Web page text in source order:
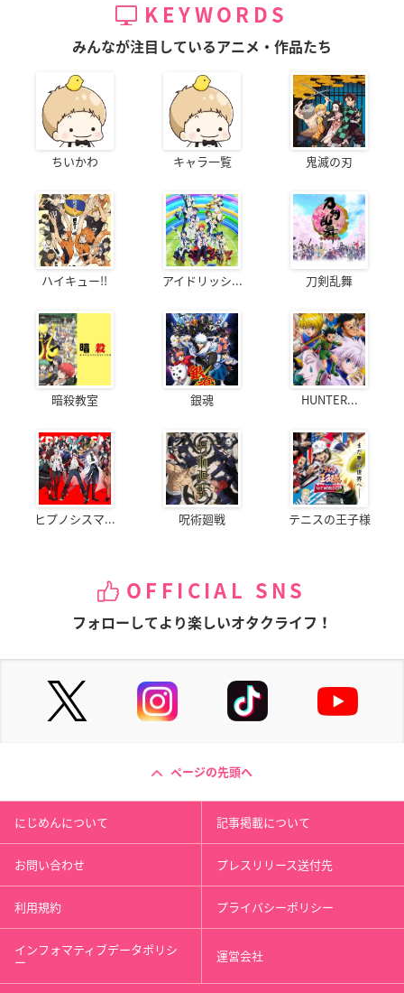
KEYWORDS
みんなが注目しているアニメ・作品たち
ちいかわ キャラ一覧 鬼滅の刃
ハイキュー!! アイドリッシ... 刀剣乱舞
暗殺教室 銀魂 HUNTER...
ヒプノシスマ... 呪術廻戦 テニスの王子様
OFFICIAL SNS
フォローしてより楽しいオタクライフ！
ページの先頭へ
にじめんについて 記事掲載について
お問い合わせ プレスリリース送付先
利用規約 プライバシーポリシー
インフォマティブデータポリシ
ー 運営会社